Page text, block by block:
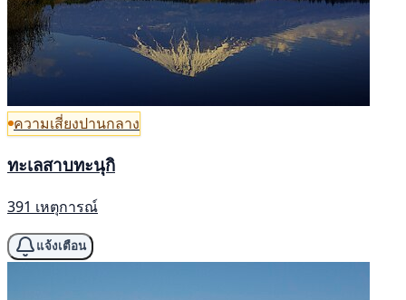
ความเสี่ยงปานกลาง
ทะเลสาบทะนุกิ
391 เหตุการณ์
แจ้งเตือน